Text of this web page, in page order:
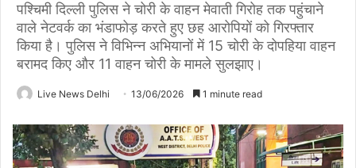
पश्चिमी दिल्ली पुलिस ने चोरी के वाहन मेवाती गिरोह तक पहुंचाने
वाले नेटवर्क का भंडाफोड़ करते हुए छह आरोपियों को गिरफ्तार
किया है। पुलिस ने विभिन्न अभियानों में 15 चोरी के दोपहिया वाहन
बरामद किए और 11 वाहन चोरी के मामले सुलझाए।
Live News Delhi 13/06/2026 1 minute read